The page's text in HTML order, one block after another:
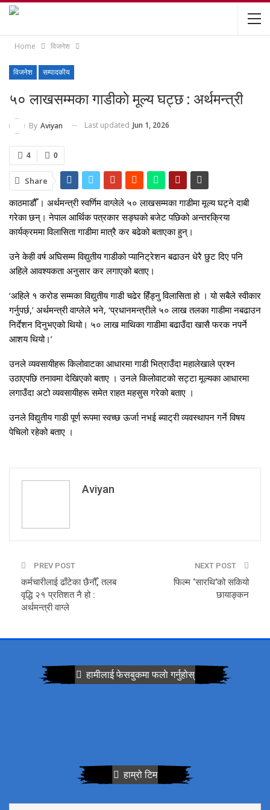
Home विजनेश
विजनेश सम्पादकीय
५० लाखसम्मका गाडीकाे मूल्य घट्छ : अर्थमन्त्री
By Aviyan Last updated Jun 1, 2026
0
4
Share
काठमाडौँ । अर्थमन्त्री स्वर्णिम वाग्लेले ५० लाखसम्मका गाडीमा मूल्य घट्ने दाबी
गरेका छन्। नेपाल आर्थिक पत्रकार सङ्घको बजेट पछिको अन्तरक्रिया
कार्यक्रममा विलासिता गाडीमा मात्रै कर बढेको बताएका हुन्।
उने केही वर्ष अघिसम्म विद्युतीय गाडीको प्यानिट्रेशन बढाउन धेरै छुट दिए पनि
अहिले आवश्यकता अनुसार कर लगाएको बताए।
‘अहिले १ करोड सम्मका विद्युतीय गाडी चढेर हिँड्नु विलासिता हो । यो सबैले स्वीकार
गर्नुपर्छ,’ अर्थमन्त्री वाग्लेले भने, ‘प्रधानमन्त्रीले ५० लाख तलका गाडीमा नबढाउन
निर्देशन दिनुभएको थियो। ५० लाख माथिका गाडीमा बढाउँदा खासै फरक नपर्ने
आशय थियो।’
उनले व्यवसायीहरू किलोवाटका आधारमा गाडी भित्राउँदा महालेखाले प्रश्न
उठाएपछि तनावमा देखिएको बताए । उनले किलोवाटको सट्टा मूल्यका आधारमा
लगाउँदा अटो व्यवसायीहरू समेत राहत महसुस गरेको बताए ।
उनले विद्युतीय गाडी पूर्ण रूपमा स्वच्छ ऊर्जा नभई ब्याट्री व्यवस्थापन गर्ने विषय
पेचिलो रहेको बताए ।
Aviyan
PREV POST
कर्मचारीलाई ढाँटेका छैनौँ, तलब
वृद्धि २१ प्रतिशत नै हो :
अर्थमन्त्री वाग्ले
NEXT POST
फिल्म ‘सारथि’को सकियो
छायाङ्कन
हामीलाई फेसबुकमा फलाे गर्नुहोस्
हाम्रो टिम